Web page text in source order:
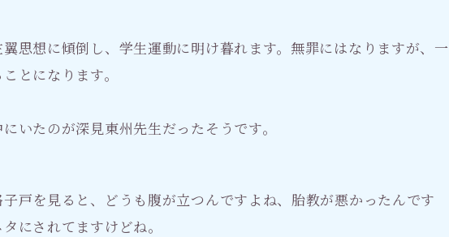
思想に傾倒し、学生運動に明け暮れます。無罪にはなりますが、一
とになります。
いたのが深見東州先生だったそうです。
戸を見ると、どうも腹が立つんですよね、胎教が悪かったんです
にされてますけどね。